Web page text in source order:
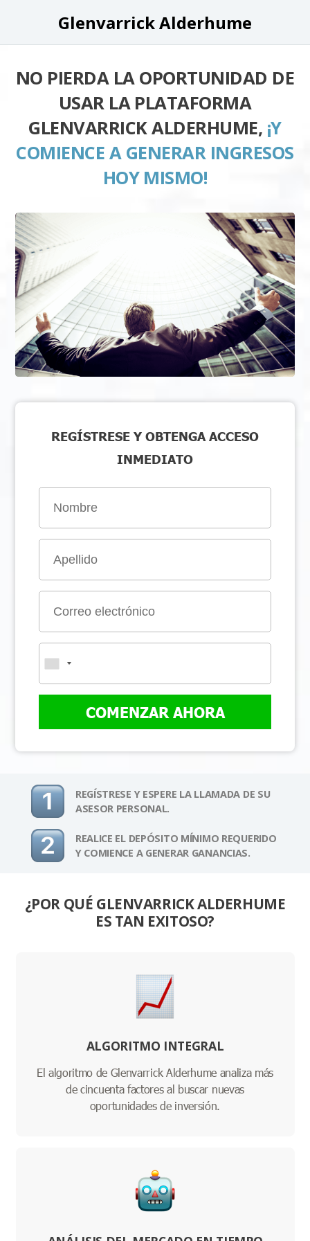
Glenvarrick Alderhume
NO PIERDA LA OPORTUNIDAD DE
USAR LA PLATAFORMA
GLENVARRICK ALDERHUME, ¡Y
COMIENCE A GENERAR INGRESOS
HOY MISMO!
REGÍSTRESE Y OBTENGA ACCESO
INMEDIATO
COMENZAR AHORA
REGÍSTRESE Y ESPERE LA LLAMADA DE SU
ASESOR PERSONAL.
REALICE EL DEPÓSITO MÍNIMO REQUERIDO
Y COMIENCE A GENERAR GANANCIAS.
¿POR QUÉ GLENVARRICK ALDERHUME
ES TAN EXITOSO?
ALGORITMO INTEGRAL
El algoritmo de Glenvarrick Alderhume analiza más
de cincuenta factores al buscar nuevas
oportunidades de inversión.